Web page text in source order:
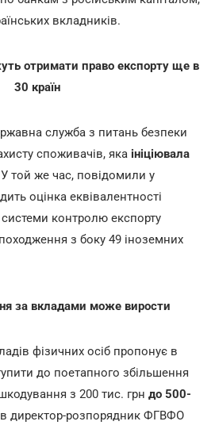
вкладників.
отримати право експорту ще в
30 країн
служба з питань безпеки
споживачів, яка ініціювала
той же час, повідомили у
оцінка еквівалентності
системи контролю експорту
з боку 49 іноземних
за вкладами може вирости
фізичних осіб пропонує в
до поетапного збільшення
з 200 тис. грн до 500-
директор-розпорядник ФГВФО